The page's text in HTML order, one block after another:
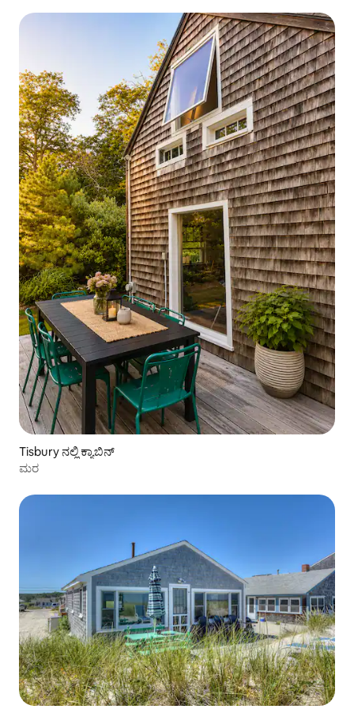
Tisbury ನಲ್ಲಿ ಕ್ಯಾಬಿನ್
ಮರ